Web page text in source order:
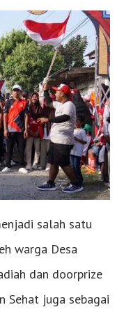
salah satu
warga Desa
dan doorprize
Sehat juga sebagai